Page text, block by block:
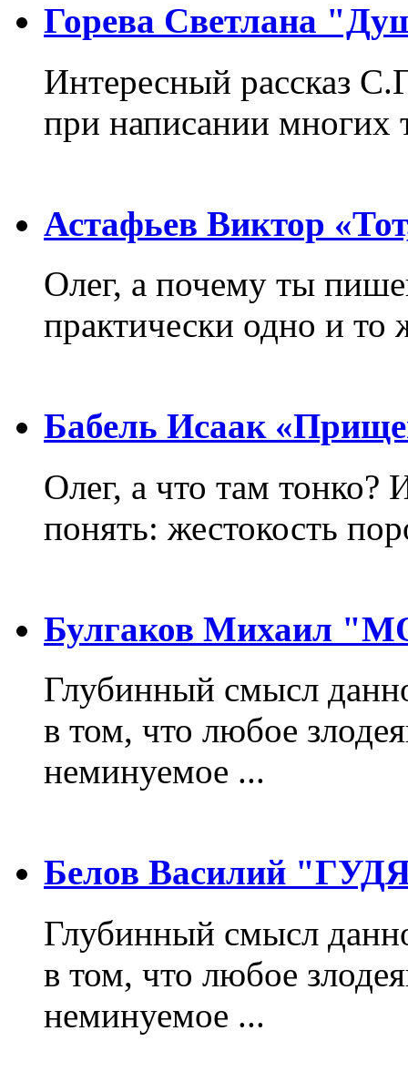
Горева Светлана
Интересный рассказ
при написании многих
Астафьев Виктор
Олег, а почему ты
практически одно и то
Бабель Исаак
Олег, а что там тонко?
понять: жестокость
Булгаков Михаил
Глубинный смысл
в том, что любое
неминуемое ...
Белов Василий
Глубинный смысл
в том, что любое
неминуемое ...